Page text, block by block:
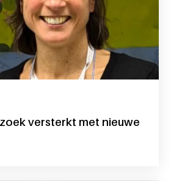
versterkt met nieuwe
stamcelonderzoek versterkt met